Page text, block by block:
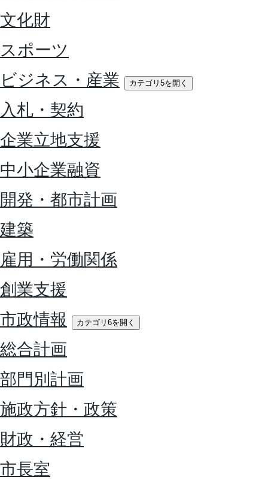
文化財
スポーツ
ビジネス・産業
カテゴリ5を開く
入札・契約
企業立地支援
中小企業融資
開発・都市計画
建築
雇用・労働関係
創業支援
市政情報
カテゴリ6を開く
総合計画
部門別計画
施政方針・政策
財政・経営
市長室